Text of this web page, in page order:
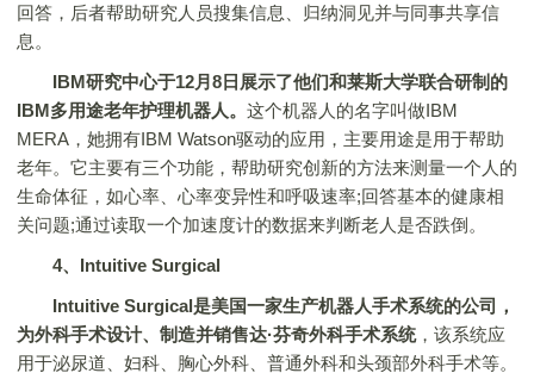
回答，后者帮助研究人员搜集信息、归纳洞见并与同事共享信
息。
IBM研究中心于12月8日展示了他们和莱斯大学联合研制的
IBM多用途老年护理机器人。 这个机器人的名字叫做IBM
MERA，她拥有IBM Watson驱动的应用，主要用途是用于帮助
老年。它主要有三个功能，帮助研究创新的方法来测量一个人的
生命体征，如心率、心率变异性和呼吸速率;回答基本的健康相
关问题;通过读取一个加速度计的数据来判断老人是否跌倒。
4、Intuitive Surgical
Intuitive Surgical是美国一家生产机器人手术系统的公司，
为外科手术设计、制造并销售达·芬奇外科手术系统，该系统应
用于泌尿道、妇科、胸心外科、普通外科和头颈部外科手术等。